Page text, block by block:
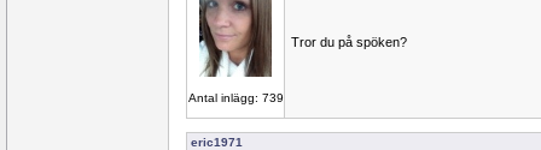
Antal inlägg: 739
Tror du på spöken?
eric1971